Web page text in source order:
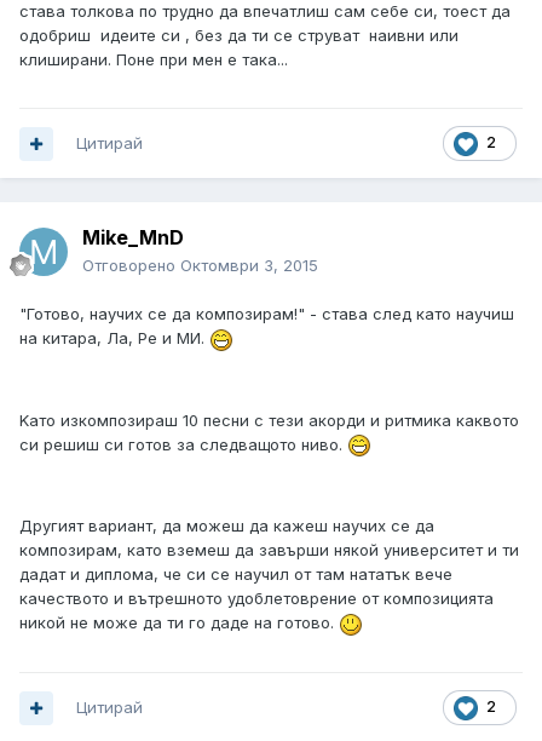
става толкова по трудно да впечатлиш сам себе си, тоест да
одобриш идеите си , без да ти се струват наивни или
клиширани. Поне при мен е така...
2
Цитирай
Mike_MnD
Отговорено Октомври 3, 2015
"Готово, научих се да композирам!" - става след като научиш
на китара, Ла, Ре и МИ.
Kaто изкомпозираш 10 песни с тези акорди и ритмика каквото
си решиш си готов за следващото ниво.
Другият вариант, да можеш да кажеш научих се да
композирам, като вземеш да завърши някой университет и ти
дадат и диплома, че си се научил от там нататък вече
качеството и вътрешното удоблетоврение от композицията
никой не може да ти го даде на готово.
2
Цитирай